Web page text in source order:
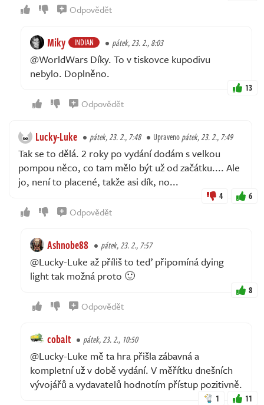
Odpovědět
Miky INDIAN pátek, 23. 2., 8:03
@WorldWars Díky. To v tiskovce kupodivu
nebylo. Doplněno.
13
Odpovědět
Lucky-Luke pátek, 23. 2., 7:48 Upravenopátek, 23. 2., 7:49
Tak se to dělá. 2 roky po vydání dodám s velkou
pompou něco, co tam mělo být už od začátku.... Ale
jo, není to placené, takže asi dík, no...
4 6
Odpovědět
Ashnobe88 pátek, 23. 2., 7:57
@Lucky-Luke až příliš to teď připomíná dying
light tak možná proto 🙂
8
Odpovědět
cobalt pátek, 23. 2., 10:50
@Lucky-Luke mě ta hra přišla zábavná a
kompletní už v době vydání. V měřítku dnešních
vývojářů a vydavatelů hodnotím přístup pozitivně.
1 11